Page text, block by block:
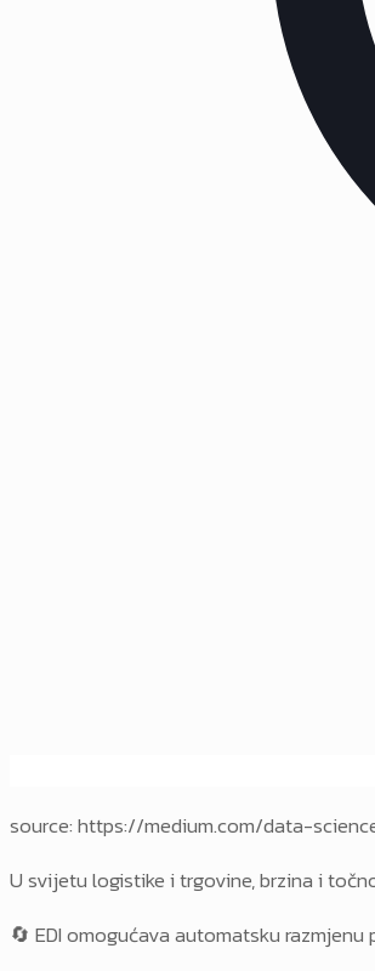
source: https://medium.com/data-
U svijetu logistike i trgovine, brzina i
🔄 EDI omogućava automatsku